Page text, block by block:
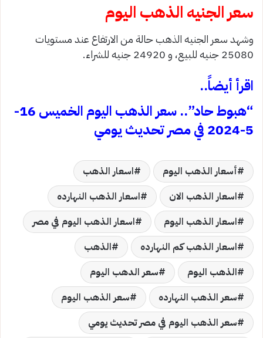
سعر الجنيه الذهب اليوم
وشهد سعر الجنيه الذهب حالة من الارتفاع عند مستويات
25080 جنيه للبيع، و 24920 جنيه للشراء.
اقرأ أيضاً..
“هبوط حاد”.. سعر الذهب اليوم الخميس 16-
5-2024 في مصر تحديث يومي
أسعار الذهب اليوم
اسعار الذهب
اسعار الذهب الان
اسعار الذهب النهارده
اسعار الذهب اليوم
اسعار الذهب اليوم في مصر
اسعار الذهب كم النهارده
الذهب
الذهب اليوم
سعر الدهب اليوم
سعر الذهب النهارده
سعر الذهب اليوم
سعر الذهب اليوم في مصر تحديث يومي